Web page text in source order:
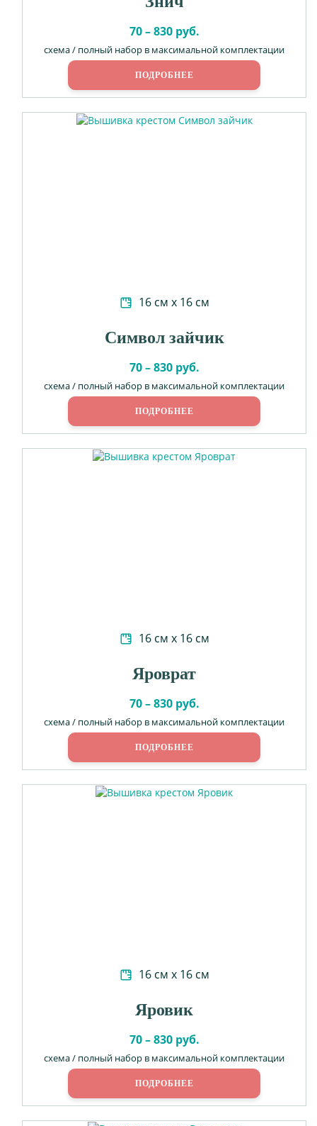
70 – 830 руб.
схема / полный набор в максимальной комплектации
ПОДРОБНЕЕ
16 см х 16 см
Символ зайчик
70 – 830 руб.
схема / полный набор в максимальной комплектации
ПОДРОБНЕЕ
16 см х 16 см
Яроврат
70 – 830 руб.
схема / полный набор в максимальной комплектации
ПОДРОБНЕЕ
16 см х 16 см
Яровик
70 – 830 руб.
схема / полный набор в максимальной комплектации
ПОДРОБНЕЕ